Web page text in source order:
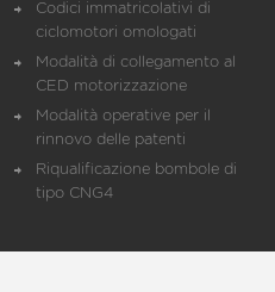
Codici immatricolativi di
ciclomotori omologati
Modalità di collegamento al
CED motorizzazione
Modalità operative per il
rinnovo delle patenti
Riqualificazione bombole di
tipo CNG4